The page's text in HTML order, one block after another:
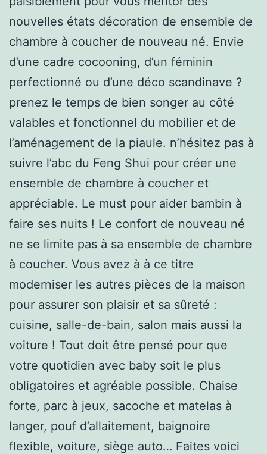
nouvelles états décoration de ensemble de
chambre à coucher de nouveau né. Envie
d’une cadre cocooning, d’un féminin
perfectionné ou d’une déco scandinave ?
prenez le temps de bien songer au côté
valables et fonctionnel du mobilier et de
l’aménagement de la piaule. n’hésitez pas à
suivre l’abc du Feng Shui pour créer une
ensemble de chambre à coucher et
appréciable. Le must pour aider bambin à
faire ses nuits ! Le confort de nouveau né
ne se limite pas à sa ensemble de chambre
à coucher. Vous avez à à ce titre
moderniser les autres pièces de la maison
pour assurer son plaisir et sa sûreté :
cuisine, salle-de-bain, salon mais aussi la
voiture ! Tout doit être pensé pour que
votre quotidien avec baby soit le plus
obligatoires et agréable possible. Chaise
forte, parc à jeux, sacoche et matelas à
langer, pouf d’allaitement, baignoire
flexible, voiture, siège auto… Faites voici